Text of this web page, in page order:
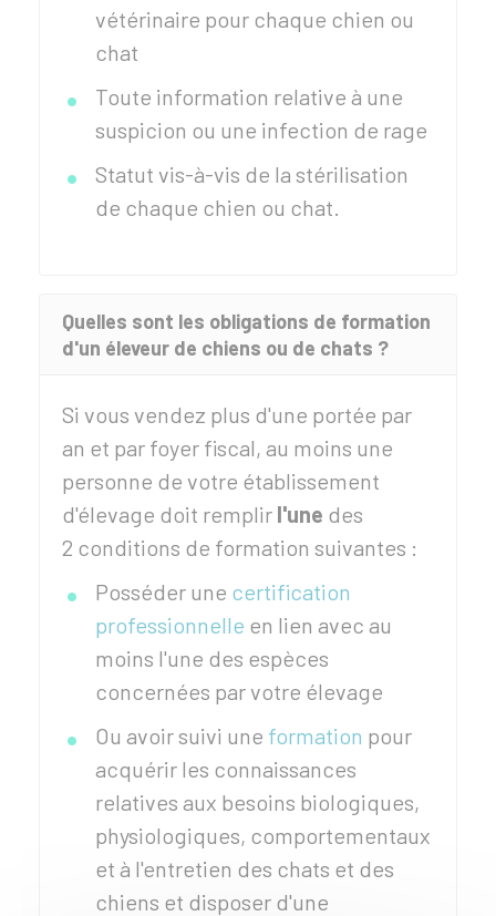
vétérinaire pour chaque chien ou
chat
Toute information relative à une
suspicion ou une infection de rage
Statut vis-à-vis de la stérilisation
de chaque chien ou chat.
Quelles sont les obligations de formation
d'un éleveur de chiens ou de chats ?
Si vous vendez plus d'une portée par
an et par foyer fiscal, au moins une
personne de votre établissement
d'élevage doit remplir l'une des
2 conditions de formation suivantes :
Posséder une certification
professionnelle en lien avec au
moins l'une des espèces
concernées par votre élevage
Ou avoir suivi une formation pour
acquérir les connaissances
relatives aux besoins biologiques,
physiologiques, comportementaux
et à l'entretien des chats et des
chiens et disposer d'une